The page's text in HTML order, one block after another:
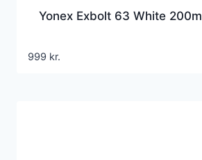
Yonex Exbolt 63 White 200m
999 kr.